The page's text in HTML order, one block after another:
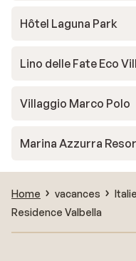
Hôtel Laguna Park
Lino delle Fate Eco
Villaggio Marco Polo
Marina Azzurra
Home vacances Italie
Residence Valbella